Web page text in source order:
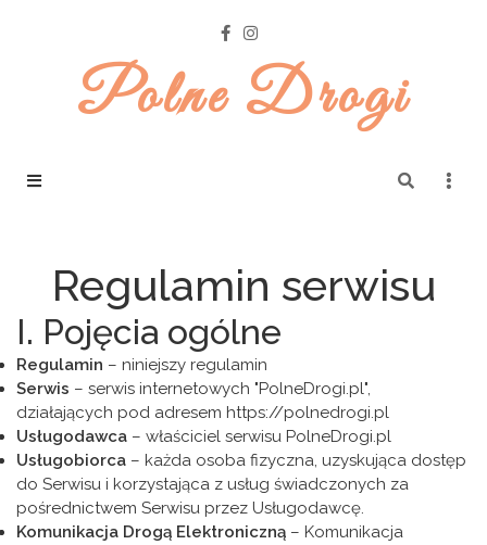
Polne Drogi
Regulamin serwisu
I. Pojęcia ogólne
Regulamin – niniejszy regulamin
Serwis – serwis internetowych "PolneDrogi.pl",
działających pod adresem https://polnedrogi.pl
Usługodawca – właściciel serwisu PolneDrogi.pl
Usługobiorca – każda osoba fizyczna, uzyskująca dostęp
do Serwisu i korzystająca z usług świadczonych za
pośrednictwem Serwisu przez Usługodawcę.
Komunikacja Drogą Elektroniczną – Komunikacja